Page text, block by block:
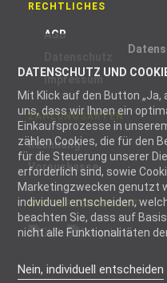
DATENSCHUTZ UND
Mit Klick auf den Button „Ja,
uns, dass wir Ihnen ein
Einkaufsprozesse in
zählen Cookies, die für den
für die Steuerung unserer
erforderlich sind, sowie
Marketingzwecken genutzt
individuell entscheiden,
beachten Sie, dass auf
nicht alle Funktionalitäten
Nein, individuell entscheiden
RECHTLICHES
AGB
Impressum
ZAHLUNGSARTEN
Rechnung
Vorauskasse
WIR VERSENDEN MIT